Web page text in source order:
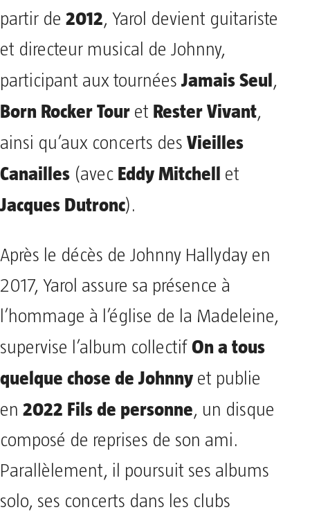
partir de 2012, Yarol devient guitariste
et directeur musical de Johnny,
participant aux tournées Jamais Seul,
Born Rocker Tour et Rester Vivant,
ainsi qu’aux concerts des Vieilles
Canailles (avec Eddy Mitchell et
Jacques Dutronc).
Après le décès de Johnny Hallyday en
2017, Yarol assure sa présence à
l’hommage à l’église de la Madeleine,
supervise l’album collectif On a tous
quelque chose de Johnny et publie
en 2022 Fils de personne, un disque
composé de reprises de son ami.
Parallèlement, il poursuit ses albums
solo, ses concerts dans les clubs